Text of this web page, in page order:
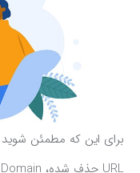
برای این که مطمئن